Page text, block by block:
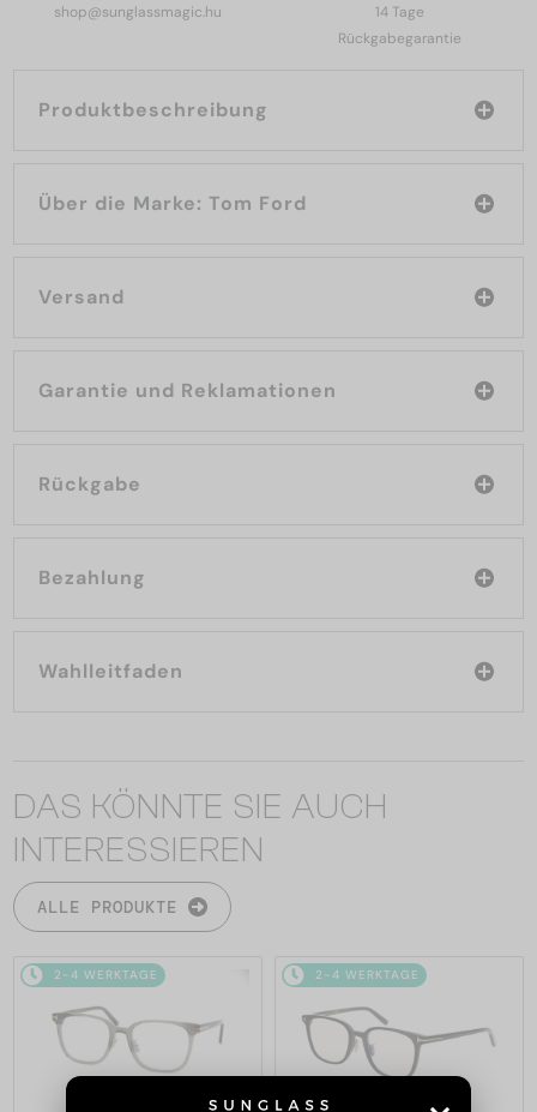
shop@sunglassmagic.hu
14 Tage
Rückgabegarantie
Produktbeschreibung
Über die Marke: Tom Ford
Versand
Garantie und Reklamationen
Rückgabe
Bezahlung
Wahlleitfaden
DAS KÖNNTE SIE AUCH
INTERESSIEREN
ALLE PRODUKTE
2-4 WERKTAGE 2-4 WERKTAGE